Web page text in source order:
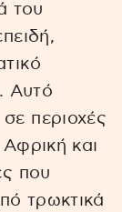
του
Αυτό
περιοχές
και
που
τρωκτικά